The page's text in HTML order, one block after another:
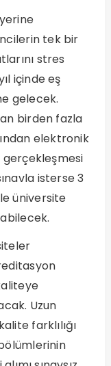
yerine
tek bir
stres
içinde eş
gelecek.
birden fazla
elektronik
isterse 3
üniversite
Uzun
farklılığı